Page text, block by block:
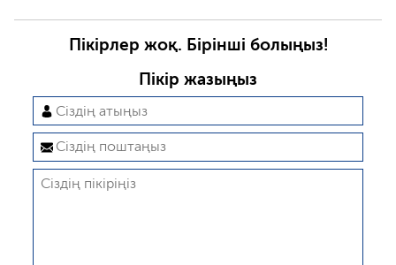
Пікірлер жоқ. Бірінші болыңыз!
Пікір жазыңыз